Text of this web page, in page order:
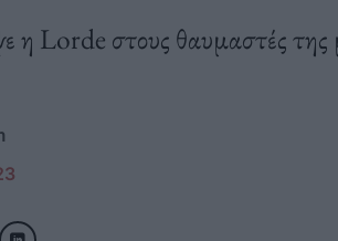
η Lorde στους θαυμαστές